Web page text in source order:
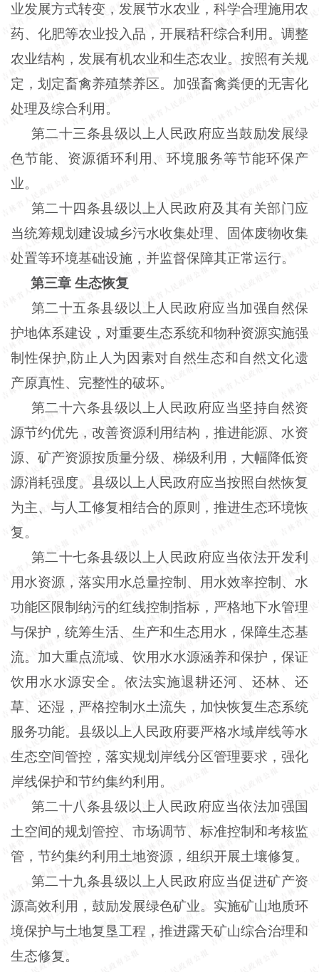
业发展方式转变，发展节水农业，科学合理施用农
药、化肥等农业投入品，开展秸秆综合利用。调整
农业结构，发展有机农业和生态农业。按照有关规
定，划定畜禽养殖禁养区。加强畜禽粪便的无害化
处理及综合利用。
第二十三条县级以上人民政府应当鼓励发展绿
色节能、资源循环利用、环境服务等节能环保产
业。
第二十四条县级以上人民政府及其有关部门应
当统筹规划建设城乡污水收集处理、固体废物收集
处置等环境基础设施，并监督保障其正常运行。
第三章 生态恢复
第二十五条县级以上人民政府应当加强自然保
护地体系建设，对重要生态系统和物种资源实施强
制性保护,防止人为因素对自然生态和自然文化遗
产原真性、完整性的破坏。
第二十六条县级以上人民政府应当坚持自然资
源节约优先，改善资源利用结构，推进能源、水资
源、矿产资源按质量分级、梯级利用，大幅降低资
源消耗强度。县级以上人民政府应当按照自然恢复
为主、与人工修复相结合的原则，推进生态环境恢
复。
第二十七条县级以上人民政府应当依法开发利
用水资源，落实用水总量控制、用水效率控制、水
功能区限制纳污的红线控制指标，严格地下水管理
与保护，统筹生活、生产和生态用水，保障生态基
流。加大重点流域、饮用水水源涵养和保护，保证
饮用水水源安全。依法实施退耕还河、还林、还
草、还湿，严格控制水土流失，加快恢复生态系统
服务功能。县级以上人民政府要严格水域岸线等水
生态空间管控，落实规划岸线分区管理要求，强化
岸线保护和节约集约利用。
第二十八条县级以上人民政府应当依法加强国
土空间的规划管控、市场调节、标准控制和考核监
管，节约集约利用土地资源，组织开展土壤修复。
第二十九条县级以上人民政府应当促进矿产资
源高效利用，鼓励发展绿色矿业。实施矿山地质环
境保护与土地复垦工程，推进露天矿山综合治理和
生态修复。